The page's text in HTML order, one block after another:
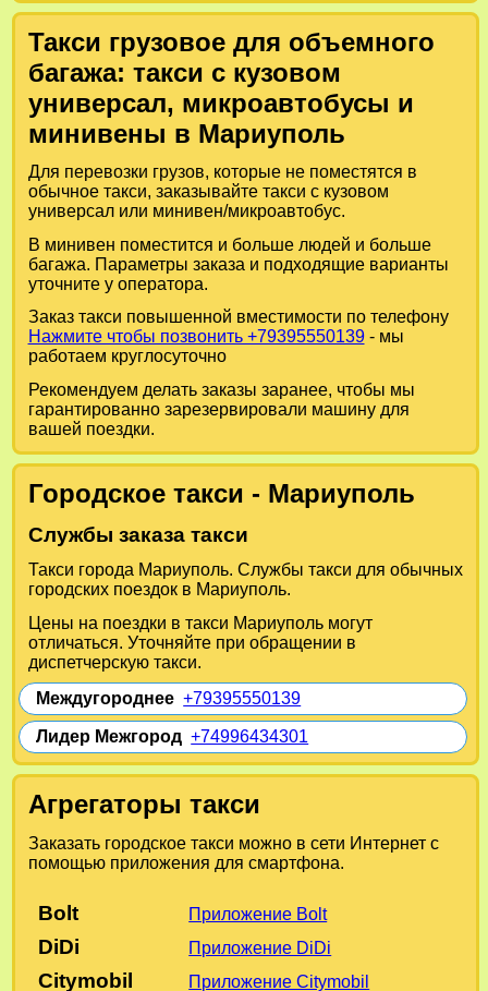
Такси грузовое для объемного
багажа: такси с кузовом
универсал, микроавтобусы и
минивены в Мариуполь
Для перевозки грузов, которые не поместятся в
обычное такси, заказывайте такси с кузовом
универсал или минивен/микроавтобус.
В минивен поместится и больше людей и больше
багажа. Параметры заказа и подходящие варианты
уточните у оператора.
Заказ такси повышенной вместимости по телефону
Нажмите чтобы позвонить +79395550139- мы
работаем круглосуточно
Рекомендуем делать заказы заранее, чтобы мы
гарантированно зарезервировали машину для
вашей поездки.
Городское такси - Мариуполь
Службы заказа такси
Такси города Мариуполь. Службы такси для обычных
городских поездок в Мариуполь.
Цены на поездки в такси Мариуполь могут
отличаться. Уточняйте при обращении в
диспетчерскую такси.
Междугороднее+79395550139
Лидер Межгород+74996434301
Агрегаторы такси
Заказать городское такси можно в сети Интернет с
помощью приложения для смартфона.
Bolt Приложение Bolt
DiDi Приложение DiDi
Citymobil Приложение Citymobil